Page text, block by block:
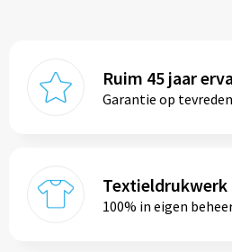
Ruim 45 jaar
Garantie op
Textieldrukwerk
100% in eigen